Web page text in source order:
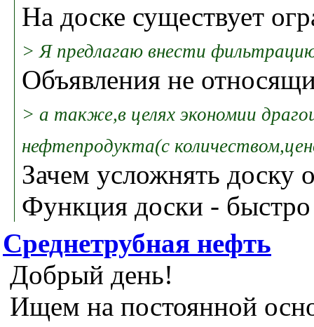
На доске существует
> Я предлагаю внести
Объявления не
> а также,в целях экономии
нефтепродукта(с
Зачем усложнять доску
Функция доски -
Среднетрубная нефть
Добрый день!
Ищем на постоянной